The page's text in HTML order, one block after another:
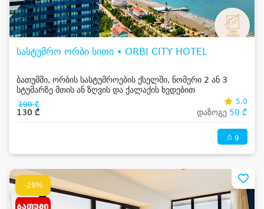
სასტუმრო ორბი სითი • ORBI CITY HOTEL
ბათუმში, ორბის სასტუმროების ქსელში, ნომერი 2 ან 3
სტუმარზე მთის ან ზღვის და ქალაქის ხედებით
190 ₾
130 ₾
5.0
დაზოგე 50 ₾
9
-29%